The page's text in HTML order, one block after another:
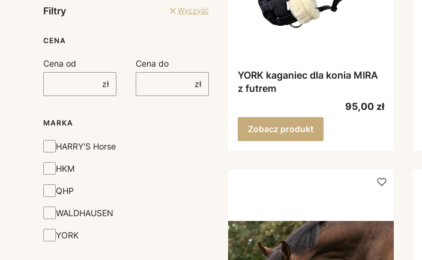
Filtry Wyczyść
CENA
Cena od
zł
Cena do
zł
MARKA
MarkaHARRY'S Horse
HKM
QHP
WALDHAUSEN
YORK
YORK kaganiec dla konia MIRA
z futrem
Cena
95,00 zł
Zobacz produkt